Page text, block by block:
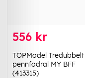
556 kr
TOPModel Tredubbelt
pennfodral MY BFF
(413315)